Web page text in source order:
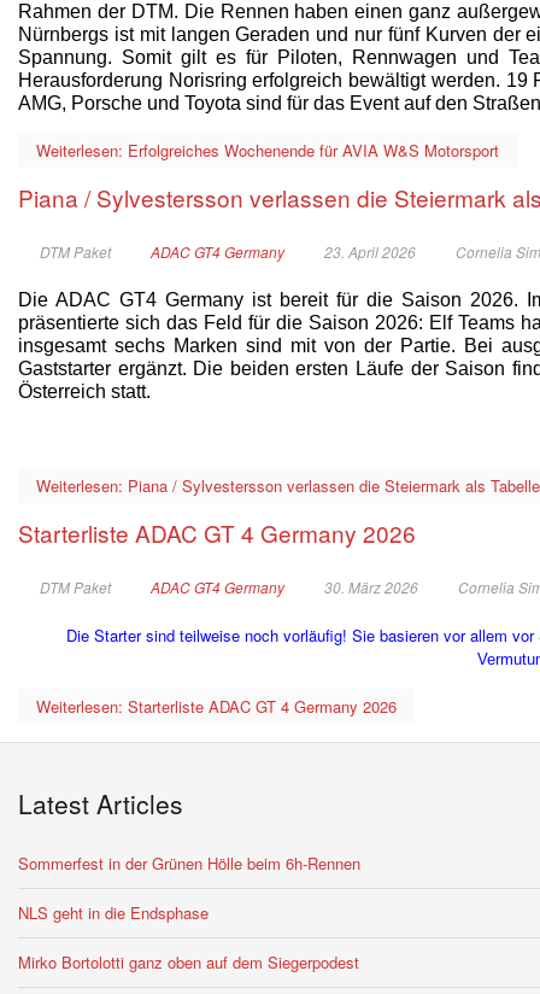
Rahmen der DTM. Die Rennen haben einen ganz
Nürnbergs ist mit langen Geraden und nur fünf Kurven der
Spannung. Somit gilt es für Piloten, Rennwagen und
Herausforderung Norisring erfolgreich bewältigt werden.
AMG, Porsche und Toyota sind für das Event auf den
Weiterlesen: Erfolgreiches Wochenende für AVIA W&S Motorsport
Piana / Sylvestersson verlassen die Steiermark
DTM Paket ADAC GT4 Germany 23. April 2026 Cornelia
Die ADAC GT4 Germany ist bereit für die Saison 2026.
präsentierte sich das Feld für die Saison 2026: Elf Teams
insgesamt sechs Marken sind mit von der Partie. Bei
Gaststarter ergänzt. Die beiden ersten Läufe der Saison
Österreich statt.
Weiterlesen: Piana / Sylvestersson verlassen die Steiermark als
Starterliste ADAC GT 4 Germany 2026
DTM Paket ADAC GT4 Germany 30. März 2026 Cornelia
Die Starter sind teilweise noch vorläufig! Sie basieren vor allem
Weiterlesen: Starterliste ADAC GT 4 Germany 2026
Latest Articles
Sommerfest in der Grünen Hölle beim 6h-Rennen
NLS geht in die Endsphase
Mirko Bortolotti ganz oben auf dem Siegerpodest